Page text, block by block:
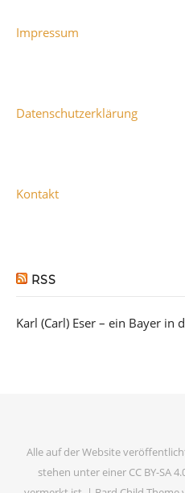
Impressum
Datenschutzerklärung
Kontakt
RSS
Karl (Carl) Eser – ein Bayer
Alle auf der Website
stehen unter einer CC BY-SA